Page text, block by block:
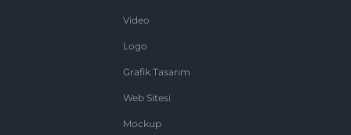
Video
Logo
Grafik Tasarım
Web Sitesi
Mockup